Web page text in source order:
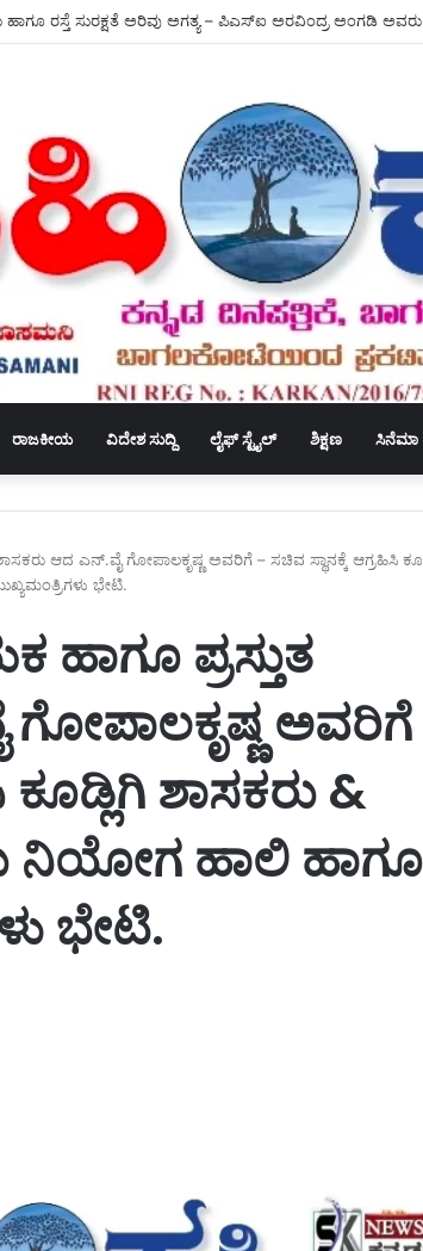
ಹಾಗೂ ರಸ್ತೆ ಸುರಕ್ಷತೆ ಅರಿವು ಅಗತ್ಯ – ಪಿಎಸ್‌ಐ ಅರವಿಂದ್ರ ಅಂಗಡಿ ಅವರು
ರಾಜಕೀಯ ವಿದೇಶ ಸುದ್ದಿ ಲೈಫ್ ಸ್ಟೈಲ್ ಶಿಕ್ಷಣ ಸಿನೆಮಾ
ಆದ ಎನ್.ವೈ ಗೋಪಾಲಕೃಷ್ಣ ಅವರಿಗೆ – ಸಚಿವ ಸ್ಥಾನಕ್ಕೆ ಆಗ್ರಹಿಸಿ
ಭೇಟಿ.
ಹಾಗೂ ಪ್ರಸ್ತುತ
ಕೂಡ್ಲಿಗಿ ಶಾಸಕರು &
ನಿಯೋಗ ಹಾಲಿ ಹಾಗೂ
ಭೇಟಿ.